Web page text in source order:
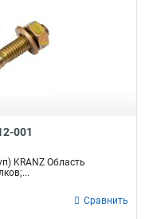
001
KRANZ Область
Сравнить